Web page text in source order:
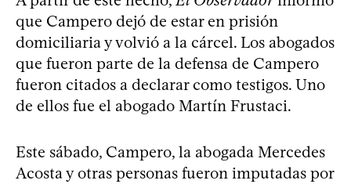
que Campero dejó de estar en prisión
domiciliaria y volvió a la cárcel. Los abogados
que fueron parte de la defensa de Campero
fueron citados a declarar como testigos. Uno
de ellos fue el abogado Martín Frustaci.
Este sábado, Campero, la abogada Mercedes
Acosta y otras personas fueron imputadas por